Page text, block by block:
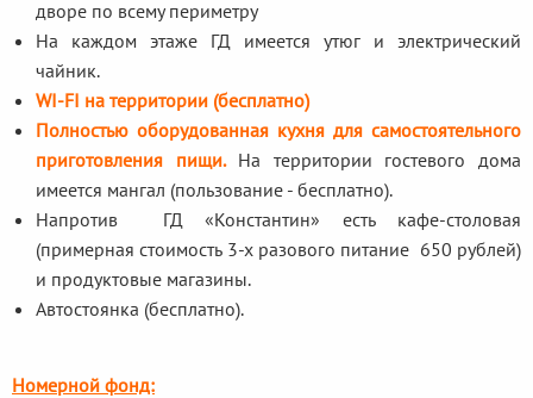
дворе по всему периметру
На каждом этаже ГД имеется утюг и электрический
чайник.
WI-FI на территории (бесплатно)
Полностью оборудованная кухня для самостоятельного
приготовления пищи.На территории гостевого дома
имеется мангал (пользование - бесплатно).
Напротив ГД «Константин» есть кафе-столовая
(примерная стоимость 3-х разового питание 650 рублей)
и продуктовые магазины.
Автостоянка (бесплатно).
Номерной фонд: